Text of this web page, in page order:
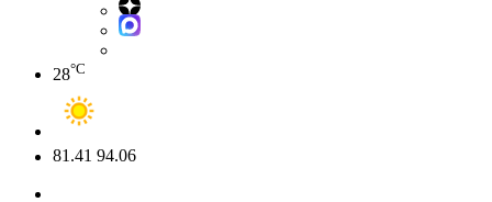
28°C
81.41 94.06